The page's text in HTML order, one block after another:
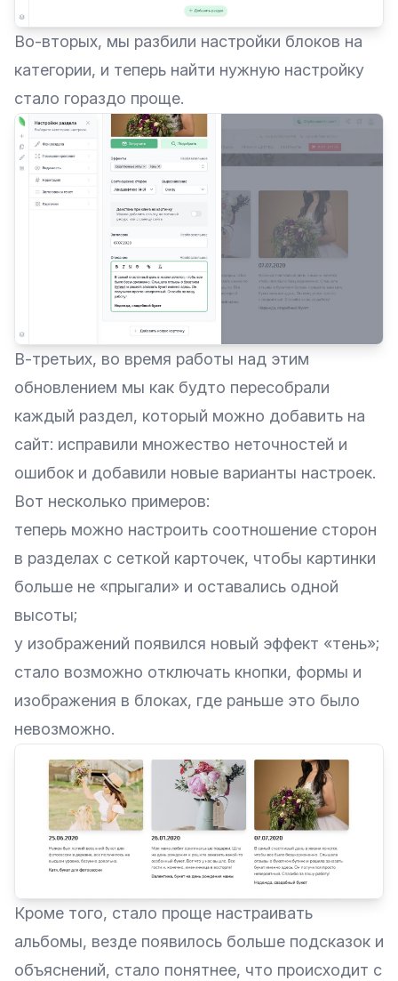
Во-вторых, мы разбили настройки блоков на
категории, и теперь найти нужную настройку
стало гораздо проще.
В-третьих, во время работы над этим
обновлением мы как будто пересобрали
каждый раздел, который можно добавить на
сайт: исправили множество неточностей и
ошибок и добавили новые варианты настроек.
Вот несколько примеров:
теперь можно настроить соотношение сторон
в разделах с сеткой карточек, чтобы картинки
больше не «прыгали» и оставались одной
высоты;
у изображений появился новый эффект «тень»;
стало возможно отключать кнопки, формы и
изображения в блоках, где раньше это было
невозможно.
Кроме того, стало проще настраивать
альбомы, везде появилось больше подсказок и
объяснений, стало понятнее, что происходит с